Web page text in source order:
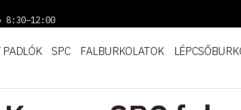
8:30–12:00
SPC FALBURKOLATOK